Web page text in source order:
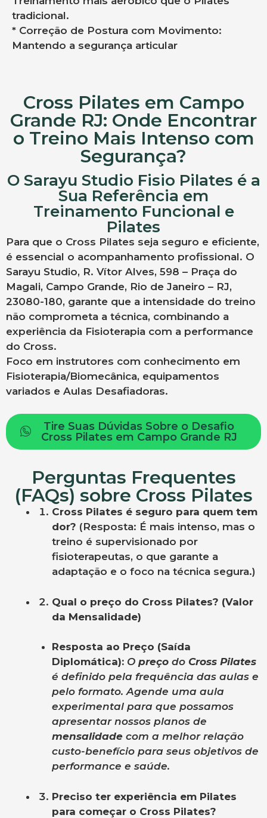
tradicional.
* Correção de Postura com Movimento:
Mantendo a segurança articular
Cross Pilates em Campo
Grande RJ: Onde Encontrar
o Treino Mais Intenso com
Segurança?
O Sarayu Studio Fisio Pilates é a
Sua Referência em
Treinamento Funcional e
Pilates
Para que o Cross Pilates seja seguro e eficiente,
é essencial o acompanhamento profissional. O
Sarayu Studio, R. Vítor Alves, 598 – Praça do
Magali, Campo Grande, Rio de Janeiro – RJ,
23080-180, garante que a intensidade do treino
não comprometa a técnica, combinando a
experiência da Fisioterapia com a performance
do Cross.
Foco em instrutores com conhecimento em
Fisioterapia/Biomecânica, equipamentos
variados e Aulas Desafiadoras.
Tire Suas Dúvidas Sobre o Desafio
Cross Pilates em Campo Grande RJ
Perguntas Frequentes
(FAQs) sobre Cross Pilates
Cross Pilates é seguro para quem tem
dor? (Resposta: É mais intenso, mas o
treino é supervisionado por
fisioterapeutas, o que garante a
adaptação e o foco na técnica segura.)
Qual o preço do Cross Pilates? (Valor
da Mensalidade)
Resposta ao Preço (Saída
Diplomática): O preçodo Cross Pilates
é definido pela frequência das aulas e
pelo formato. Agende uma aula
experimental para que possamos
apresentar nossos planos de
mensalidadecom a melhor relação
custo-benefício para seus objetivos de
performance e saúde.
Preciso ter experiência em Pilates
para começar o Cross Pilates?